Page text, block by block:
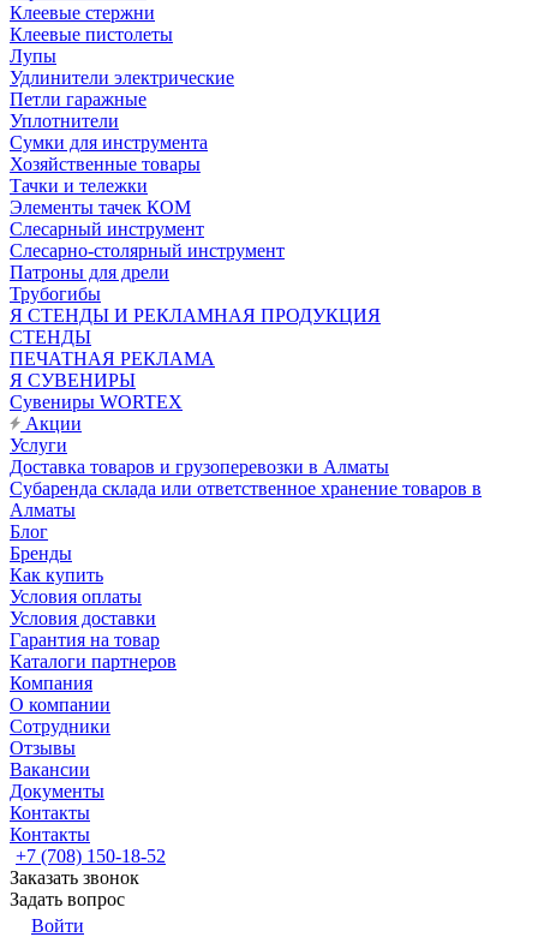
Клеевые стержни
Клеевые пистолеты
Лупы
Удлинители электрические
Петли гаражные
Уплотнители
Сумки для инструмента
Хозяйственные товары
Тачки и тележки
Элементы тачек КОМ
Слесарный инструмент
Слесарно-столярный инструмент
Патроны для дрели
Трубогибы
Я СТЕНДЫ И РЕКЛАМНАЯ ПРОДУКЦИЯ
СТЕНДЫ
ПЕЧАТНАЯ РЕКЛАМА
Я СУВЕНИРЫ
Сувениры WORTEX
Акции
Услуги
Доставка товаров и грузоперевозки в Алматы
Субаренда склада или ответственное хранение товаров в
Алматы
Блог
Бренды
Как купить
Условия оплаты
Условия доставки
Гарантия на товар
Каталоги партнеров
Компания
О компании
Сотрудники
Отзывы
Вакансии
Документы
Контакты
Контакты
+7 (708) 150-18-52
Заказать звонок
Задать вопрос
Войти